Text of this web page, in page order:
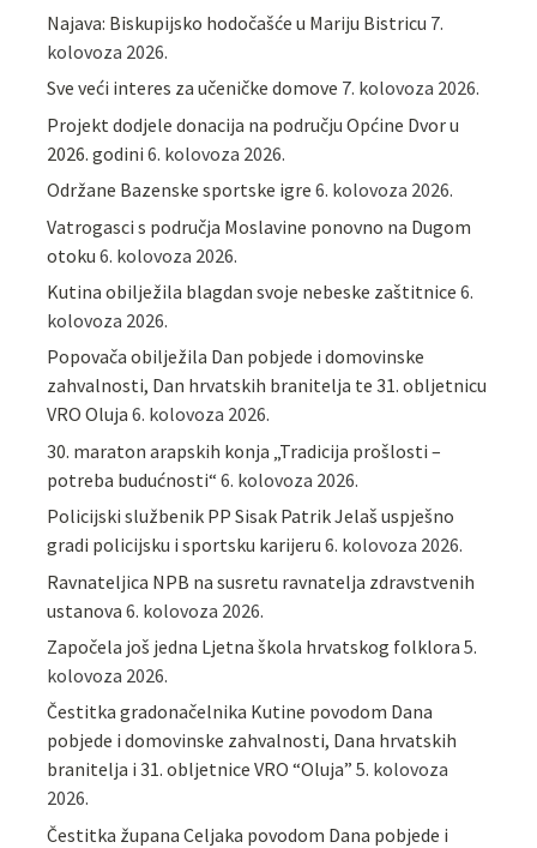
Najava: Biskupijsko hodočašće u Mariju Bistricu 7.
kolovoza 2026.
Sve veći interes za učeničke domove 7. kolovoza 2026.
Projekt dodjele donacija na području Općine Dvor u
2026. godini 6. kolovoza 2026.
Održane Bazenske sportske igre 6. kolovoza 2026.
Vatrogasci s područja Moslavine ponovno na Dugom
otoku 6. kolovoza 2026.
Kutina obilježila blagdan svoje nebeske zaštitnice 6.
kolovoza 2026.
Popovača obilježila Dan pobjede i domovinske
zahvalnosti, Dan hrvatskih branitelja te 31. obljetnicu
VRO Oluja 6. kolovoza 2026.
30. maraton arapskih konja „Tradicija prošlosti –
potreba budućnosti“ 6. kolovoza 2026.
Policijski službenik PP Sisak Patrik Jelaš uspješno
gradi policijsku i sportsku karijeru 6. kolovoza 2026.
Ravnateljica NPB na susretu ravnatelja zdravstvenih
ustanova 6. kolovoza 2026.
Započela još jedna Ljetna škola hrvatskog folklora 5.
kolovoza 2026.
Čestitka gradonačelnika Kutine povodom Dana
pobjede i domovinske zahvalnosti, Dana hrvatskih
branitelja i 31. obljetnice VRO “Oluja” 5. kolovoza
2026.
Čestitka župana Celjaka povodom Dana pobjede i